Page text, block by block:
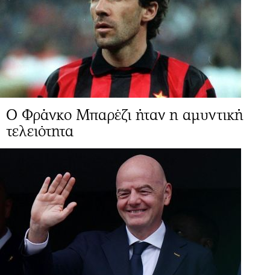
Ο Φράνκο Μπαρέζι ήταν η αμυντική
τελειότητα